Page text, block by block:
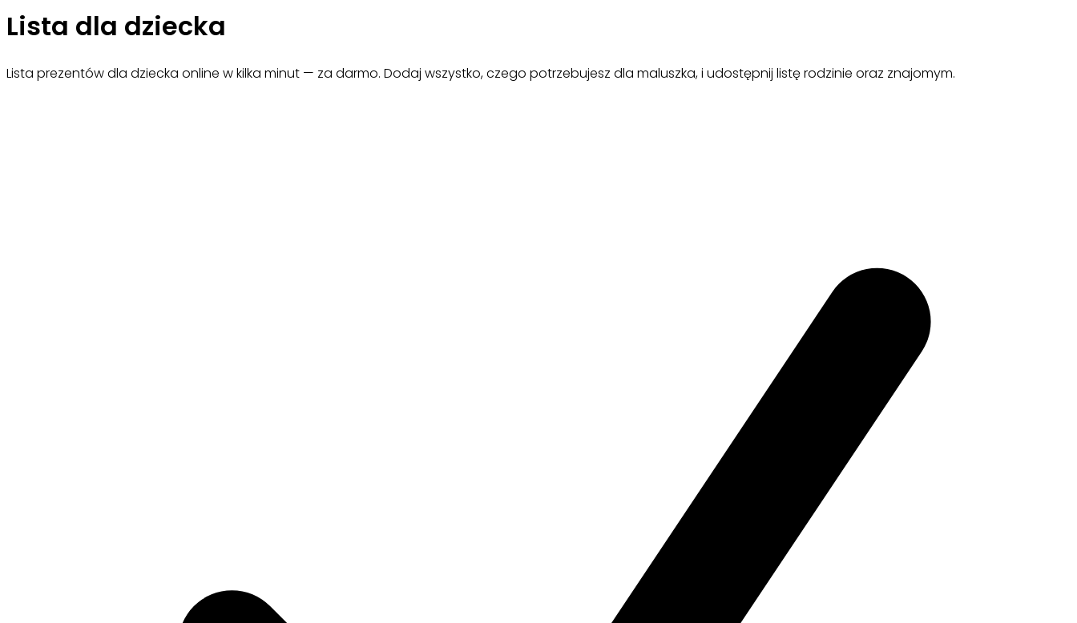
Lista dla dziecka
Lista prezentów dla dziecka online w kilka minut — za darmo. Dodaj wszystko, czego potrzebujesz dla maluszka, i udostępnij listę rodzinie oraz znajomym.